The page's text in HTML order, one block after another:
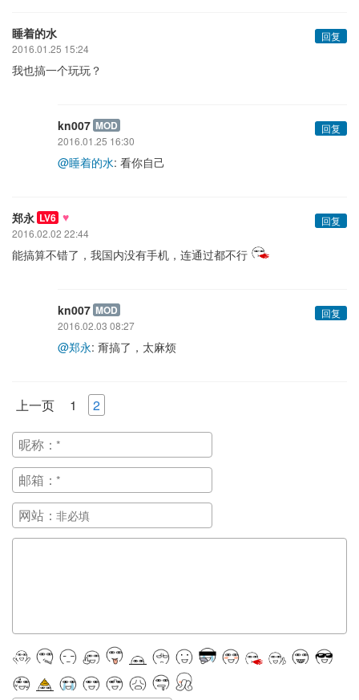
睡着的水
回复
2016.01.25 15:24
我也搞一个玩玩？
kn007 MOD
回复
2016.01.25 16:30
@睡着的水: 看你自己
郑永 LV6 ♥
回复
2016.02.02 22:44
能搞算不错了，我国内没有手机，连通过都不行
kn007 MOD
回复
2016.02.03 08:27
@郑永: 甭搞了，太麻烦
上一页 1 2
昵称：
邮箱：
网站：